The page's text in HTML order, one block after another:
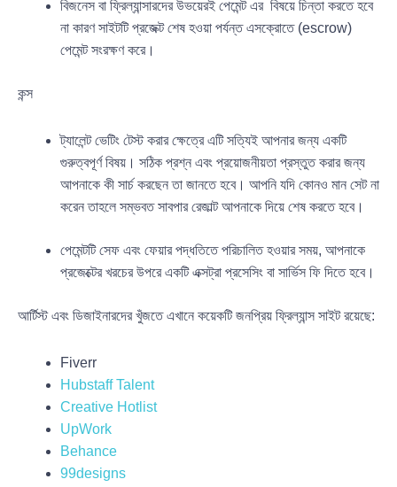
বিজনেস বা ফ্রিল্যান্সারদের উভয়েরই পেমেন্ট এর বিষয়ে চিন্তা করতে হবে
না কারণ সাইটটি প্রজেক্ট শেষ হওয়া পর্যন্ত এসক্রোতে (escrow)
পেমেন্ট সংরক্ষণ করে।
কন্স
ট্যালেন্ট ভেটিং টেস্ট করার ক্ষেত্রে এটি সত্যিই আপনার জন্য একটি
গুরুত্বপূর্ণ বিষয়। সঠিক প্রশ্ন এবং প্রয়োজনীয়তা প্রস্তুত করার জন্য
আপনাকে কী সার্চ করছেন তা জানতে হবে। আপনি যদি কোনও মান সেট না
করেন তাহলে সম্ভবত সাবপার রেজাল্ট আপনাকে দিয়ে শেষ করতে হবে।
পেমেন্টটি সেফ এবং ফেয়ার পদ্ধতিতে পরিচালিত হওয়ার সময়, আপনাকে
প্রজেক্টের খরচের উপরে একটি এক্সট্রা প্রসেসিং বা সার্ভিস ফি দিতে হবে।
আর্টিস্ট এবং ডিজাইনারদের খুঁজতে এখানে কয়েকটি জনপ্রিয় ফ্রিল্যান্স সাইট রয়েছে:
Fiverr
Hubstaff Talent
Creative Hotlist
UpWork
Behance
99designs